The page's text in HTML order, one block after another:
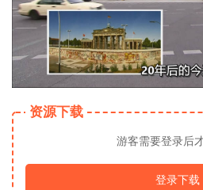
资源下载
游客需要登录后
登录下载